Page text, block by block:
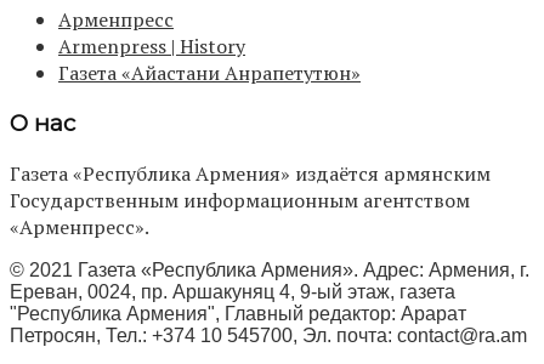
Арменпресс
Armenpress | History
Газета «Айастани Анрапетутюн»
О нас
Газета «Республика Армения» издаётся армянским
Государственным информационным агентством
«Арменпресс».
© 2021 Газета «Республика Армения». Адрес: Армения, г.
Ереван, 0024, пр. Аршакуняц 4, 9-ый этаж, газета
"Республика Армения", Главный редактор: Арарат
Петросян, Тел.: +374 10 545700, Эл. почта: contact@ra.am